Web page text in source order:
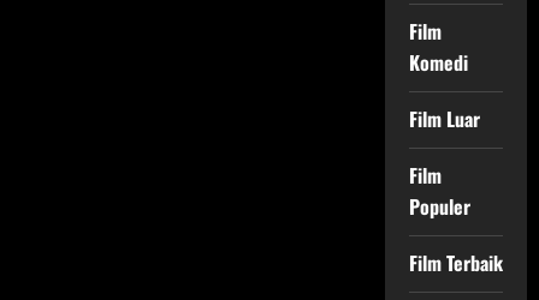
Film
Komedi
Film Luar
Film
Populer
Film Terbaik